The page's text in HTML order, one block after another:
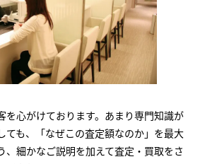
を心がけております。あまり専門知識が
ても、「なぜこの査定額なのか」を最大
、細かなご説明を加えて査定・買取をさ